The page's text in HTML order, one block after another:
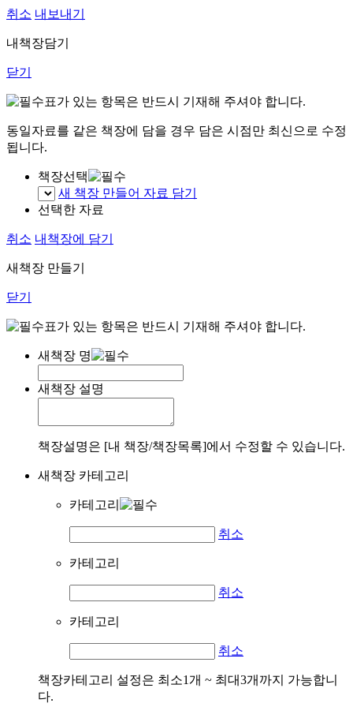
취소 내보내기
내책장담기
닫기
표가 있는 항목은 반드시 기재해 주셔야 합니다.
동일자료를 같은 책장에 담을 경우 담은 시점만 최신으로 수정
됩니다.
책장선택
새 책장 만들어 자료 담기
선택한 자료
취소 내책장에 담기
새책장 만들기
닫기
표가 있는 항목은 반드시 기재해 주셔야 합니다.
새책장 명
새책장 설명
책장설명은 [내 책장/책장목록]에서 수정할 수 있습니다.
새책장 카테고리
카테고리
취소
카테고리
취소
카테고리
취소
책장카테고리 설정은 최소1개 ~ 최대3개까지 가능합니
다.